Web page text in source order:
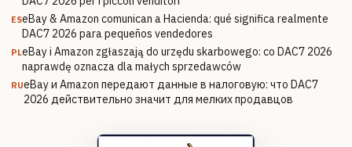
ESeBay & Amazon comunican a Hacienda: qué significa realmente
DAC7 2026 para pequeños vendedores
PLeBay i Amazon zgłaszają do urzędu skarbowego: co DAC7 2026
naprawdę oznacza dla małych sprzedawców
RUeBay и Amazon передают данные в налоговую: что DAC7
2026 действительно значит для мелких продавцов